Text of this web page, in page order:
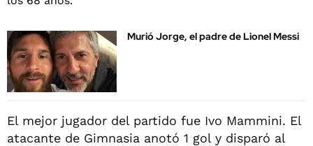
Murió Jorge, el padre de Lionel Messi
El mejor jugador del partido fue Ivo Mammini. El
atacante de Gimnasia anotó 1 gol y disparó al